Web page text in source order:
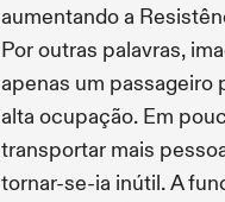
aumentando a
Por outras palavras,
apenas um passageiro
alta ocupação. Em
transportar mais
tornar-se-ia inútil. A